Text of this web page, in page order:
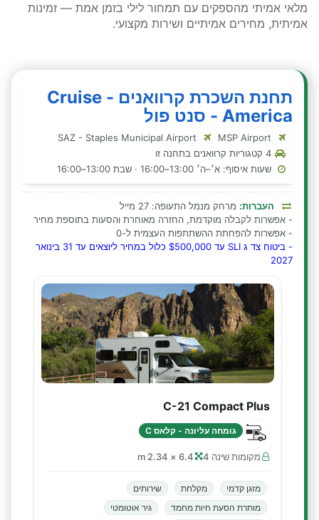
מלאי אמיתי מהספקים עם תמחור לילי בזמן אמת — זמינות
אמיתית, מחירים אמיתיים ושירות מקצועי.
תחנת השכרת קרוואנים - Cruise
America - סנט פול
שעות איסוף: א׳–ה׳ 13:00–16:00 · שבת 13:00–16:00
העברות: מרחק מנמל התעופה: 27 מייל
- אפשרות לקבלה מוקדמת, החזרה מאוחרת והסעות בתוספת מחיר
- אפשרות להפחתת ההשתתפות העצמית ל-0
- ביטוח צד ג SLI עד $500,000 כלול במחיר ליוצאים עד 31 בינואר
2027
C-21 Compact Plus
גומחה עליונה - קלאס C
מקומות שינה 4 6.4 × 2.34 m
מזגן קדמי מקלחת
שירותים
מותרת הסעת חיות מחמד
גיר אוטומטי